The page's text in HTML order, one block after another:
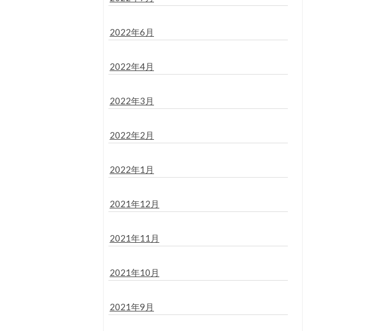
2022年6月
2022年4月
2022年3月
2022年2月
2022年1月
2021年12月
2021年11月
2021年10月
2021年9月